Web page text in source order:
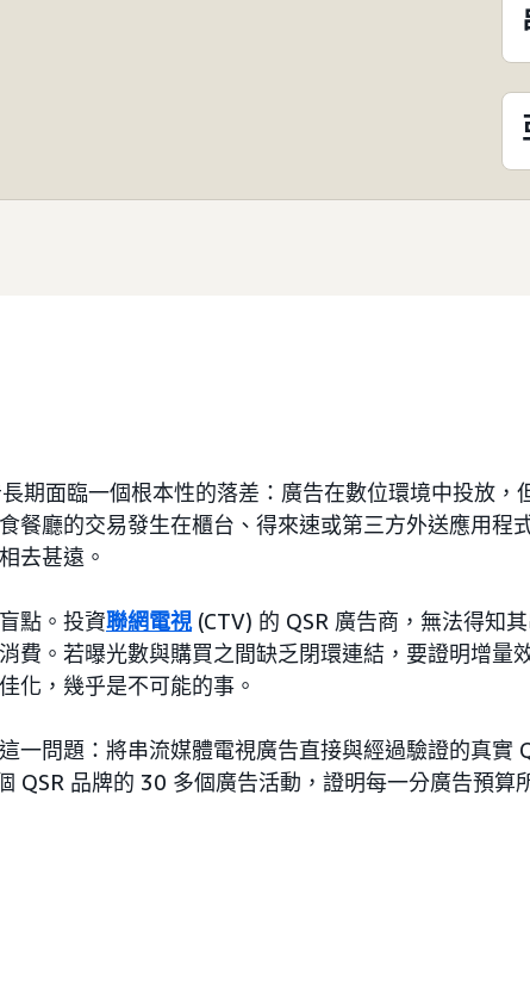
期面臨一個根本性的落差：廣告在數位環境中投放，
餐廳的交易發生在櫃台、得來速或第三方外送應用程
去甚遠。
點。投資聯網電視(CTV) 的 QSR 廣告商，無法得知
費。若曝光數與購買之間缺乏閉環連結，要證明增量
化，幾乎是不可能的事。
一問題：將串流媒體電視廣告直接與經過驗證的真實
QSR 品牌的 30 多個廣告活動，證明每一分廣告預算